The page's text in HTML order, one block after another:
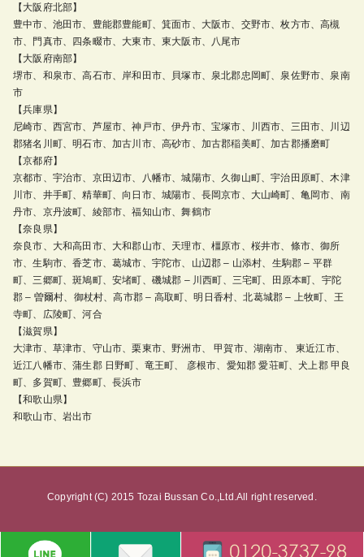
【大阪府北部】
豊中市、池田市、豊能郡豊能町、箕面市、大阪市、交野市、枚方市、高槻
市、門真市、四条畷市、大東市、東大阪市、八尾市
【大阪府南部】
堺市、和泉市、高石市、岸和田市、貝塚市、泉北郡忠岡町、泉佐野市、泉南
市
【兵庫県】
尼崎市、西宮市、芦屋市、神戸市、伊丹市、宝塚市、川西市、三田市、川辺
郡猪名川町、明石市、加古川市、高砂市、加古郡稲美町、加古郡播磨町
【京都府】
京都市、宇治市、京田辺市、八幡市、城陽市、久御山町、宇治田原町、木津
川市、井手町、精華町、向日市、城陽市、長岡京市、大山崎町、亀岡市、南
丹市、京丹波町、綾部市、福知山市、舞鶴市
【奈良県】
奈良市、大和高田市、大和郡山市、天理市、橿原市、桜井市、條市、御所
市、生駒市、香芝市、葛城市、宇陀市、山辺郡 – 山添村、生駒郡 – 平群
町、三郷町、斑鳩町、安堵町、磯城郡 – 川西町、三宅町、田原本町、宇陀
郡 – 曽爾村、御杖村、高市郡 – 高取町、明日香村、北葛城郡 – 上牧町、王
寺町、広陵町、河合
【滋賀県】
大津市、草津市、守山市、栗東市、野洲市、 甲賀市、湖南市、 東近江市、
近江八幡市、蒲生郡 日野町、竜王町、 彦根市、愛知郡 愛荘町、犬上郡 甲良
町、多賀町、豊郷町、長浜市
【和歌山県】
和歌山市、岩出市
Copyright (C) 2015 Tozai Bussan Co.,Ltd.All right reserved.